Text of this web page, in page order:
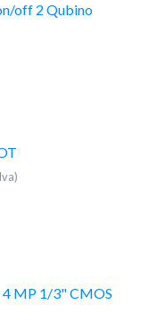
off 2 Qubino
4 MP 1/3" CMOS